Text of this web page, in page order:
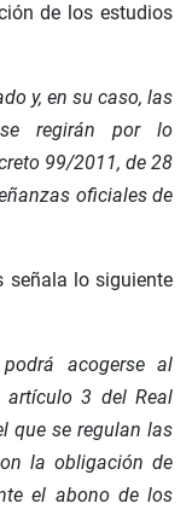
de los estudios
y, en su caso, las
se regirán por lo
99/2011, de 28
oficiales de
señala lo siguiente
acogerse al
artículo3 del Real
que se regulan las
la obligación de
el abono de los